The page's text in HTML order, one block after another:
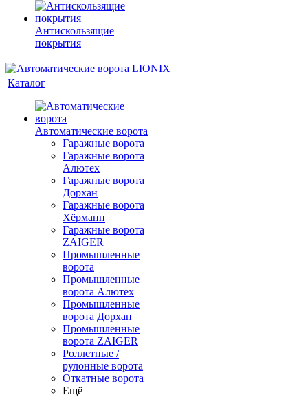
Антискользящие
покрытия
Каталог
Автоматические ворота
Гаражные ворота
Гаражные ворота
Алютех
Гаражные ворота
Дорхан
Гаражные ворота
Хёрманн
Гаражные ворота
ZAIGER
Промышленные
ворота
Промышленные
ворота Алютех
Промышленные
ворота Дорхан
Промышленные
ворота ZAIGER
Роллетные /
рулонные ворота
Откатные ворота
Ещё